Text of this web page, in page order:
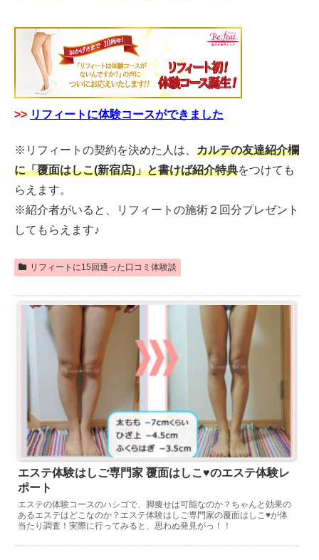
>> リフィートに体験コースができました
※リフィートの契約を決めた人は、 カルテの友達紹介欄
に「覆面はしこ(新宿店)」と書けば紹介特典をつけても
らえます。
※紹介者がいると、リフィートの施術２回分プレゼント
してもらえます♪
リフィートに15回通った口コミ体験談
エステ体験はしご専門家 覆面はしこ♥のエステ体験レ
ポート
エステの体験コースのハシゴで、脚痩せは可能なのか？ちゃんと効果の
あるエステはどこなのか？エステ体験はしご専門家の覆面はしこ♥が体
当たり調査！実際に行ってみると、思わぬ発見がっ！！